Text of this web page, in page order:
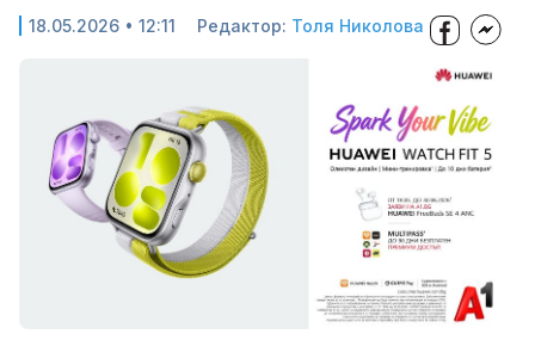
18.05.2026 • 12:11 Редактор: Толя Николова